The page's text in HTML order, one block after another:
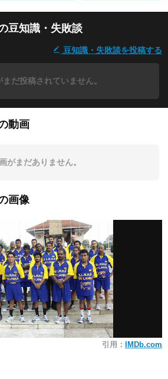
豆知識・失敗談
豆知識・失敗談を投稿する
まだ投稿されていません。
動画
がまだありません。
画像
引用： IMDb.com